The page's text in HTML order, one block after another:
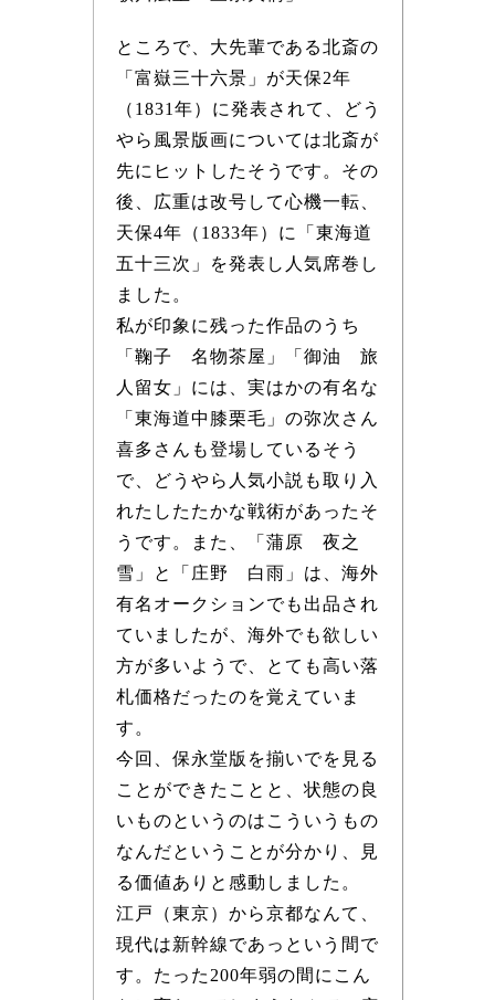
ところで、大先輩である北斎の
「富嶽三十六景」が天保2年
（1831年）に発表されて、どう
やら風景版画については北斎が
先にヒットしたそうです。その
後、広重は改号して心機一転、
天保4年（1833年）に「東海道
五十三次」を発表し人気席巻し
ました。
私が印象に残った作品のうち
「鞠子 名物茶屋」「御油 旅
人留女」には、実はかの有名な
「東海道中膝栗毛」の弥次さん
喜多さんも登場しているそう
で、どうやら人気小説も取り入
れたしたたかな戦術があったそ
うです。また、「蒲原 夜之
雪」と「庄野 白雨」は、海外
有名オークションでも出品され
ていましたが、海外でも欲しい
方が多いようで、とても高い落
札価格だったのを覚えていま
す。
今回、保永堂版を揃いでを見る
ことができたことと、状態の良
いものというのはこういうもの
なんだということが分かり、見
る価値ありと感動しました。
江戸（東京）から京都なんて、
現代は新幹線であっという間で
す。たった200年弱の間にこん